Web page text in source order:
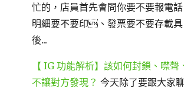
忙的，店員首先會問你要不要報電
明細要不要印、發票要不要存載
後...
【 IG 功能解析】該如何封鎖、噤聲
不讓對方發現？ 今天除了要跟大家